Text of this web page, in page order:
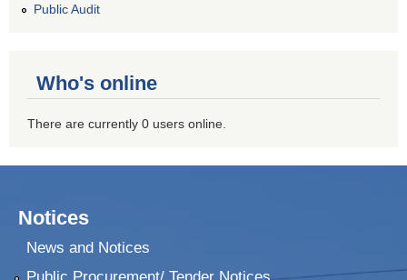
Public Audit
Who's online
There are currently 0 users online.
Notices
News and Notices